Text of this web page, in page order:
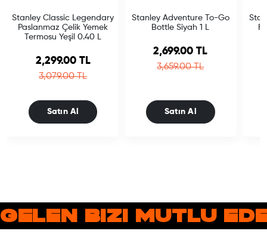
Stanley Classic Legendary
Paslanmaz Çelik Yemek
Termosu Yeşil 0.40 L
Sale price
2,299.00 TL
Regular price
3,079.00 TL
Satın Al
Stanley Adventure To-Go
Bottle Siyah 1 L
Sale price
2,699.00 TL
Regular price
3,659.00 TL
Satın Al
BIZI MUTLU